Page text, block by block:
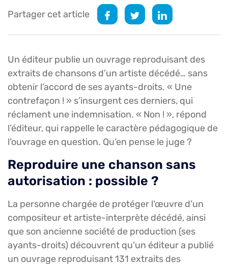
Partager cet article
Un éditeur publie un ouvrage reproduisant des
extraits de chansons d’un artiste décédé… sans
obtenir l’accord de ses ayants-droits. « Une
contrefaçon ! » s’insurgent ces derniers, qui
réclament une indemnisation. « Non ! », répond
l’éditeur, qui rappelle le caractère pédagogique de
l’ouvrage en question. Qu’en pense le juge ?
Reproduire une chanson sans
autorisation : possible ?
La personne chargée de protéger l’œuvre d’un
compositeur et artiste-interprète décédé, ainsi
que son ancienne société de production (ses
ayants-droits) découvrent qu’un éditeur a publié
un ouvrage reproduisant 131 extraits des